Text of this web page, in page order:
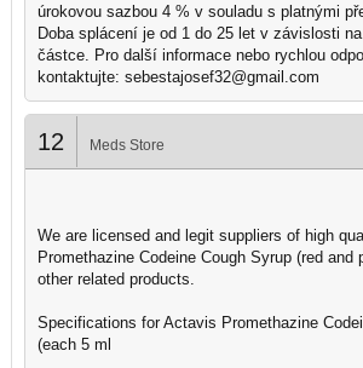
úrokovou sazbou 4 % v souladu s platnými
Doba splácení je od 1 do 25 let v závislosti
částce. Pro další informace nebo rychlou
kontaktujte: sebestajosef32@gmail.com
12 Meds Store
We are licensed and legit suppliers of high
Promethazine Codeine Cough Syrup (red and
other related products.
Specifications for Actavis Promethazine
(each 5 ml